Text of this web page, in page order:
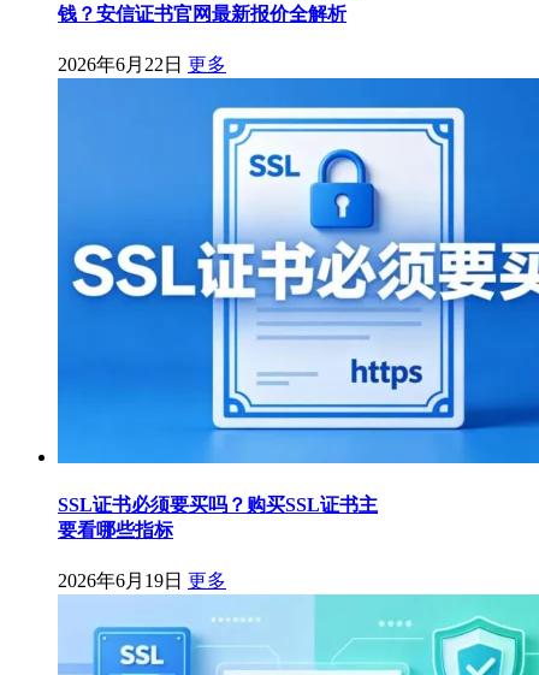
钱？安信证书官网最新报价全解析
2026年6月22日 更多
SSL证书必须要买吗？购买SSL证书主
要看哪些指标
2026年6月19日 更多